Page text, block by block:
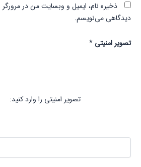
ذخیره نام، ایمیل و وبسایت من در مرورگر
دیدگاهی می‌نویسم.
تصویر امنیتی *
تصویر امنیتی را وارد کنید: